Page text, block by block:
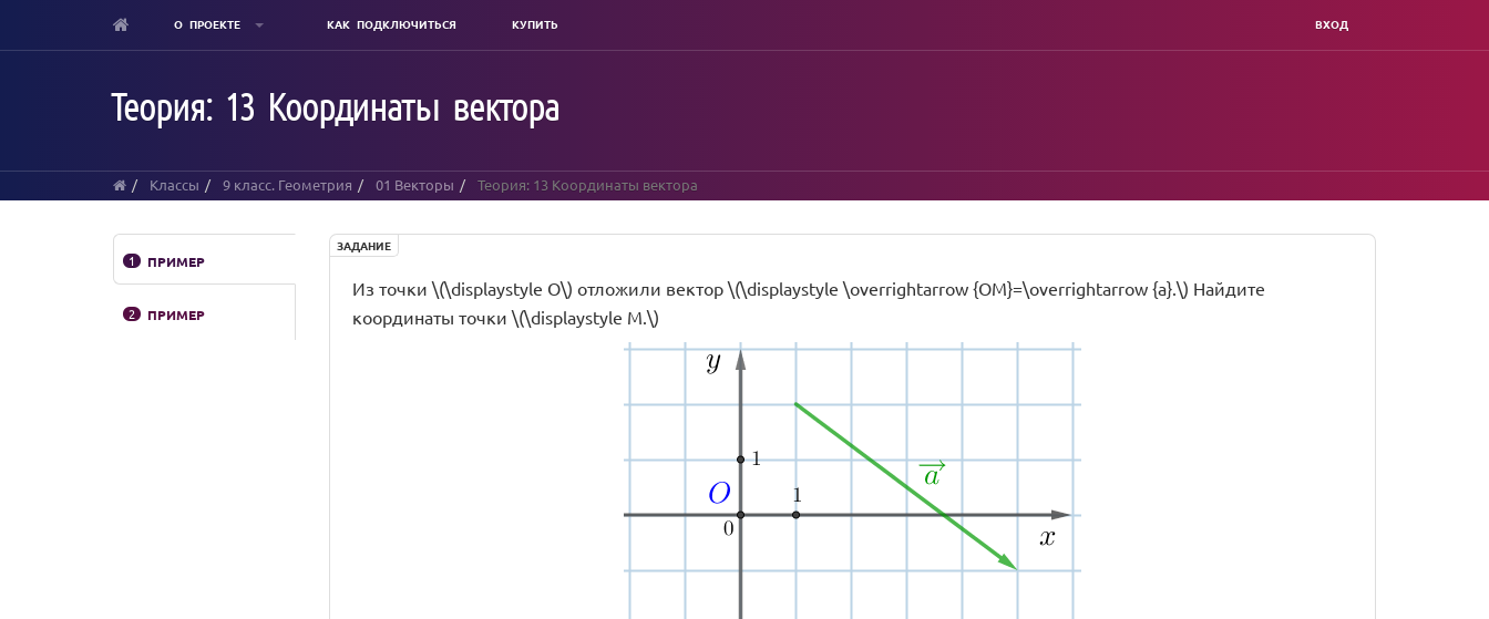
О ПРОЕКТЕ КАК ПОДКЛЮЧИТЬСЯ КУПИТЬ ВХОД
Теория: 13 Координаты вектора
Классы 9 класс. Геометрия 01 Векторы Теория: 13 Координаты вектора
1 ПРИМЕР
2 ПРИМЕР
ЗАДАНИЕ
Из точки \(\displaystyle O\) отложили вектор \(\displaystyle \overrightarrow {OM}=\overrightarrow {a}.\) Найдите
координаты точки \(\displaystyle M.\)